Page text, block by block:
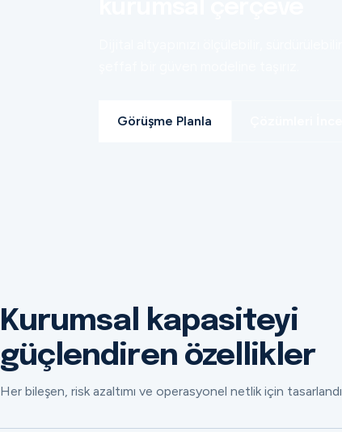
Görüşme Planla
Kurumsal kapasiteyi
güçlendiren özellikler
Her bileşen, risk azaltımı ve operasyonel netlik için tasarlandı.